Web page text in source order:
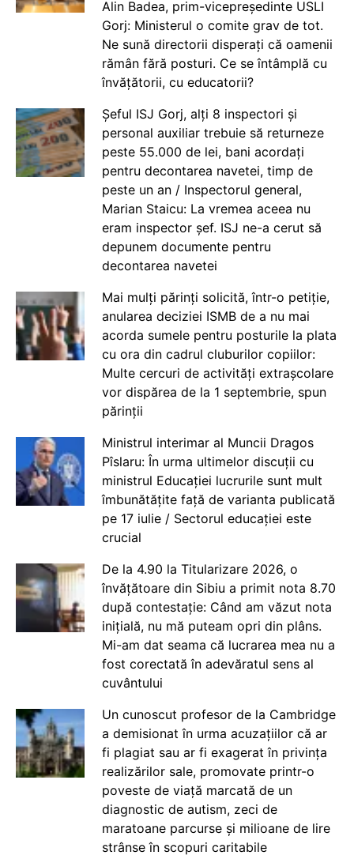
Alin Badea, prim-vicepreședinte USLI
Gorj: Ministerul o comite grav de tot.
Ne sună directorii disperați că oamenii
rămân fără posturi. Ce se întâmplă cu
învățătorii, cu educatorii?
Șeful ISJ Gorj, alți 8 inspectori și
personal auxiliar trebuie să returneze
peste 55.000 de lei, bani acordați
pentru decontarea navetei, timp de
peste un an / Inspectorul general,
Marian Staicu: La vremea aceea nu
eram inspector șef. ISJ ne-a cerut să
depunem documente pentru
decontarea navetei
Mai mulți părinți solicită, într-o petiție,
anularea deciziei ISMB de a nu mai
acorda sumele pentru posturile la plata
cu ora din cadrul cluburilor copiilor:
Multe cercuri de activități extrașcolare
vor dispărea de la 1 septembrie, spun
părinții
Ministrul interimar al Muncii Dragos
Pîslaru: În urma ultimelor discuții cu
ministrul Educației lucrurile sunt mult
îmbunătățite față de varianta publicată
pe 17 iulie / Sectorul educației este
crucial
De la 4.90 la Titularizare 2026, o
învățătoare din Sibiu a primit nota 8.70
după contestație: Când am văzut nota
inițială, nu mă puteam opri din plâns.
Mi-am dat seama că lucrarea mea nu a
fost corectată în adevăratul sens al
cuvântului
Un cunoscut profesor de la Cambridge
a demisionat în urma acuzațiilor că ar
fi plagiat sau ar fi exagerat în privința
realizărilor sale, promovate printr-o
poveste de viață marcată de un
diagnostic de autism, zeci de
maratoane parcurse și milioane de lire
strânse în scopuri caritabile